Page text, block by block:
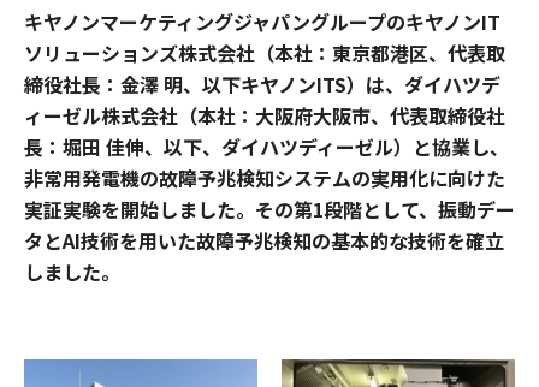
キヤノンマーケティングジャパングループのキヤノンIT
ソリューションズ株式会社（本社：東京都港区、代表取
締役社長：金澤 明、以下キヤノンITS）は、ダイハツデ
ィーゼル株式会社（本社：大阪府大阪市、代表取締役社
長：堀田 佳伸、以下、ダイハツディーゼル）と協業し、
非常用発電機の故障予兆検知システムの実用化に向けた
実証実験を開始しました。その第1段階として、振動デー
タとAI技術を用いた故障予兆検知の基本的な技術を確立
しました。